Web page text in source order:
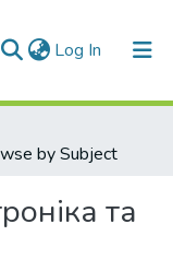
Log In (current)
by Subject
та